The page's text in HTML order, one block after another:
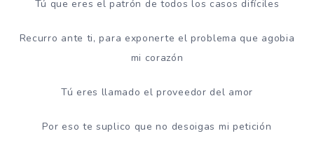
Tú que eres el patrón de todos los casos difíciles
Recurro ante ti, para exponerte el problema que agobia
mi corazón
Tú eres llamado el proveedor del amor
Por eso te suplico que no desoigas mi petición